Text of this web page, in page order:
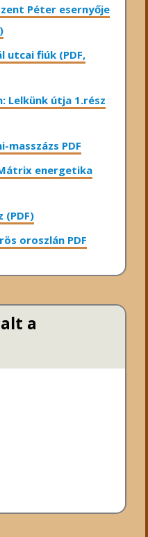
Péter esernyője
utcai fiúk (PDF,
Lelkünk útja 1.rész
masszázs PDF
energetika
(PDF)
oroszlán PDF
a